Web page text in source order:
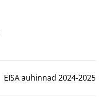
EISA auhinnad 2024-2025